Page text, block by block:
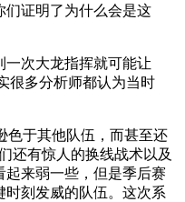
们证明了为什么会是这
次大龙指挥就可能让
很多分析师都认为当时
于其他队伍，而甚至还
还有惊人的换线战术以及
起来弱一些，但是季后赛
刻发威的队伍。这次系